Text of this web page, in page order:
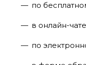
по
в онлайн-
по